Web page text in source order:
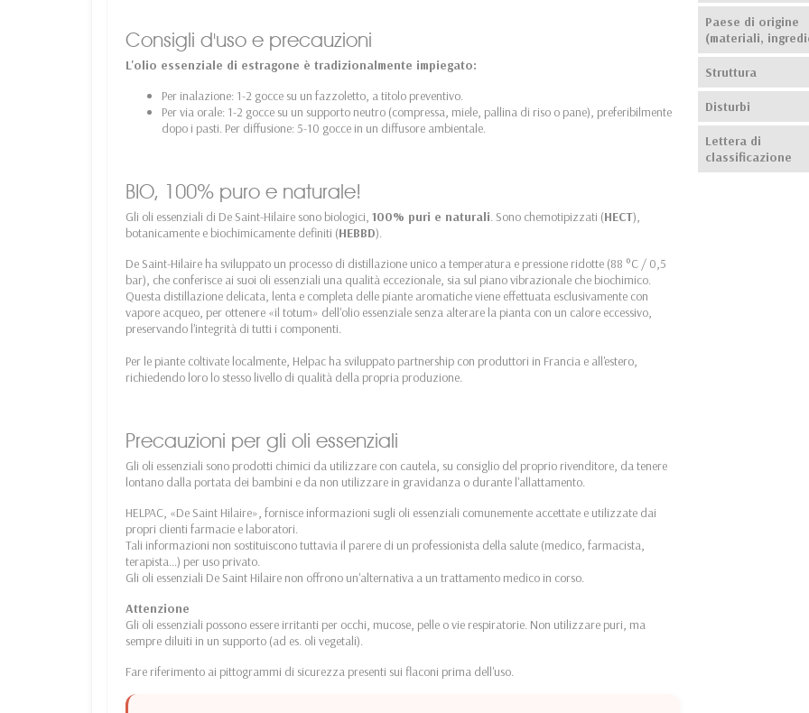
Consigli d'uso e precauzioni
L'olio essenziale di estragone è tradizionalmente impiegato:
Per inalazione: 1-2 gocce su un fazzoletto, a titolo preventivo.
Per via orale: 1-2 gocce su un supporto neutro (compressa, miele, pallina di riso o pane), preferibilmente
dopo i pasti. Per diffusione: 5-10 gocce in un diffusore ambientale.
BIO, 100% puro e naturale!
Gli oli essenziali di De Saint-Hilaire sono biologici, 100% puri e naturali . Sono chemotipizzati (HECT),
botanicamente e biochimicamente definiti (HEBBD).
De Saint-Hilaire ha sviluppato un processo di distillazione unico a temperatura e pressione ridotte (88 °C / 0,5
bar), che conferisce ai suoi oli essenziali una qualità eccezionale, sia sul piano vibrazionale che biochimico.
Questa distillazione delicata, lenta e completa delle piante aromatiche viene effettuata esclusivamente con
vapore acqueo, per ottenere «il totum» dell'olio essenziale senza alterare la pianta con un calore eccessivo,
preservando l'integrità di tutti i componenti.
Per le piante coltivate localmente, Helpac ha sviluppato partnership con produttori in Francia e all'estero,
richiedendo loro lo stesso livello di qualità della propria produzione.
Precauzioni per gli oli essenziali
Gli oli essenziali sono prodotti chimici da utilizzare con cautela, su consiglio del proprio rivenditore, da tenere
lontano dalla portata dei bambini e da non utilizzare in gravidanza o durante l'allattamento.
HELPAC, «De Saint Hilaire», fornisce informazioni sugli oli essenziali comunemente accettate e utilizzate dai
propri clienti farmacie e laboratori.
Tali informazioni non sostituiscono tuttavia il parere di un professionista della salute (medico, farmacista,
terapista…) per uso privato.
Gli oli essenziali De Saint Hilaire non offrono un'alternativa a un trattamento medico in corso.
Attenzione
Gli oli essenziali possono essere irritanti per occhi, mucose, pelle o vie respiratorie. Non utilizzare puri, ma
sempre diluiti in un supporto (ad es. oli vegetali).
Fare riferimento ai pittogrammi di sicurezza presenti sui flaconi prima dell'uso.
Paese di origine
(materiali,
Struttura
Disturbi
Lettera di
classificazione